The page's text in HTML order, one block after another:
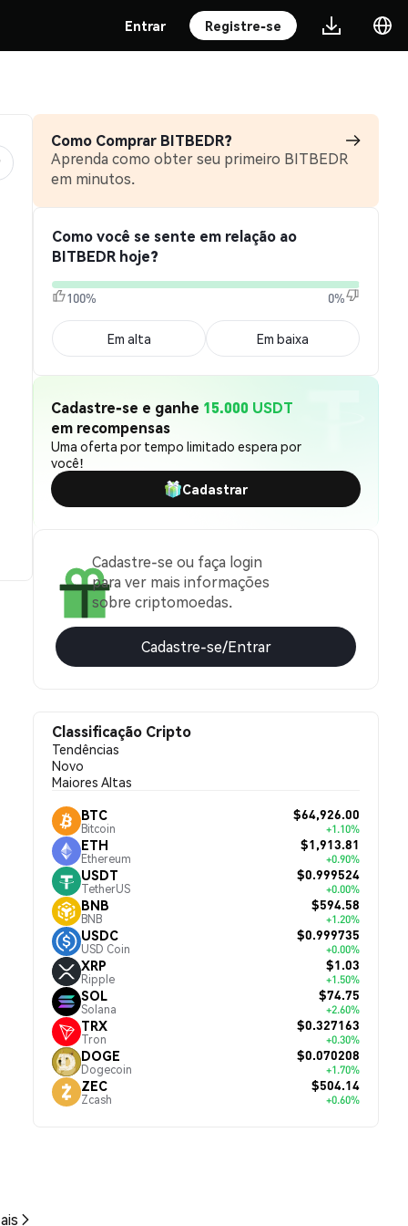
Entrar Registre-se
Como Comprar BITBEDR?
Aprenda como obter seu primeiro BITBEDR
em minutos.
Como você se sente em relação ao
BITBEDR hoje?
100% 0%
Em alta Em baixa
Cadastre-se e ganhe 15.000 USDT
em recompensas
Uma oferta por tempo limitado espera por
você!
Cadastrar
Cadastre-se ou faça login
para ver mais informações
sobre criptomoedas.
Cadastre-se/Entrar
Classificação Cripto
Tendências
Novo
Maiores Altas
BTC
Bitcoin
$64,926.00
+1.10%
ETH
Ethereum
$1,913.81
+0.90%
USDT
TetherUS
$0.999524
+0.00%
BNB
BNB
$594.58
+1.20%
USDC
USD Coin
$0.999735
+0.00%
XRP
Ripple
$1.03
+1.50%
SOL
Solana
$74.75
+2.60%
TRX
Tron
$0.327163
+0.30%
DOGE
Dogecoin
$0.070208
+1.70%
ZEC
Zcash
$504.14
+0.60%